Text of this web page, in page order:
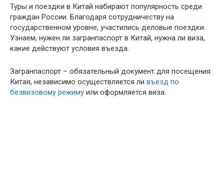
Туры и поездки в Китай набирают популярность среди
граждан России. Благодаря сотрудничеству на
государственном уровне, участились деловые поездки.
Узнаем, нужен ли загранпаспорт в Китай, нужна ли виза,
какие действуют условия въезда.
Загранпаспорт – обязательный документ для посещения
Китая, независимо осуществляется ли въезд по
безвизовому режиму или оформляется виза.